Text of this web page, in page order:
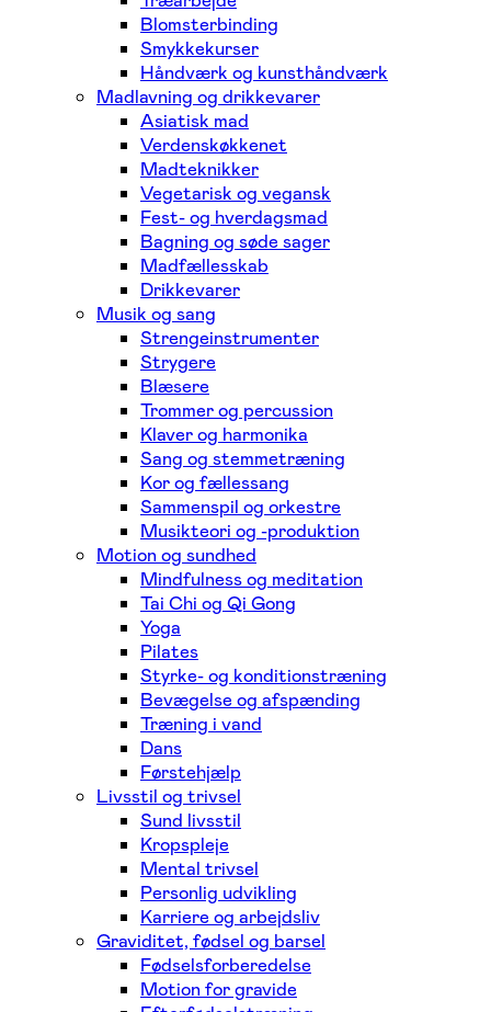
Blomsterbinding
Smykkekurser
Håndværk og kunsthåndværk
Madlavning og drikkevarer
Asiatisk mad
Verdenskøkkenet
Madteknikker
Vegetarisk og vegansk
Fest- og hverdagsmad
Bagning og søde sager
Madfællesskab
Drikkevarer
Musik og sang
Strengeinstrumenter
Strygere
Blæsere
Trommer og percussion
Klaver og harmonika
Sang og stemmetræning
Kor og fællessang
Sammenspil og orkestre
Musikteori og -produktion
Motion og sundhed
Mindfulness og meditation
Tai Chi og Qi Gong
Yoga
Pilates
Styrke- og konditionstræning
Bevægelse og afspænding
Træning i vand
Dans
Førstehjælp
Livsstil og trivsel
Sund livsstil
Kropspleje
Mental trivsel
Personlig udvikling
Karriere og arbejdsliv
Graviditet, fødsel og barsel
Fødselsforberedelse
Motion for gravide